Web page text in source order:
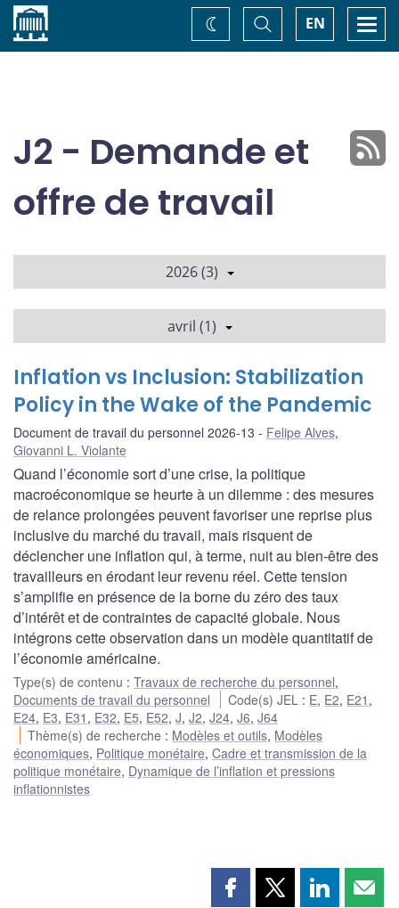
Accueil EN
Basculer
la
recherche
Changez
de
J2 - Demande et
offre de travail
2026 (3)
avril (1)
Inflation vs Inclusion: Stabilization
Policy in the Wake of the Pandemic
Document de travail du personnel 2026-13 Felipe Alves,
Giovanni L. Violante
Quand l’économie sort d’une crise, la politique
macroéconomique se heurte à un dilemme : des mesures
de relance prolongées peuvent favoriser une reprise plus
inclusive du marché du travail, mais risquent de
déclencher une inflation qui, à terme, nuit au bien-être des
travailleurs en érodant leur revenu réel. Cette tension
s’amplifie en présence de la borne du zéro des taux
d’intérêt et de contraintes de capacité globale. Nous
intégrons cette observation dans un modèle quantitatif de
l’économie américaine.
Type(s) de contenu : Travaux de recherche du personnel,
Documents de travail du personnel
Code(s) JEL : E, E2, E21 ,
E24, E3, E31 , E32, E5, E52, J, J2, J24, J6, J64
Thème(s) de recherche : Modèles et outils, Modèles
économiques, Politique monétaire, Cadre et transmission de la
politique monétaire, Dynamique de l’inflation et pressions
inflationnistes
PartagerPartagerPartager